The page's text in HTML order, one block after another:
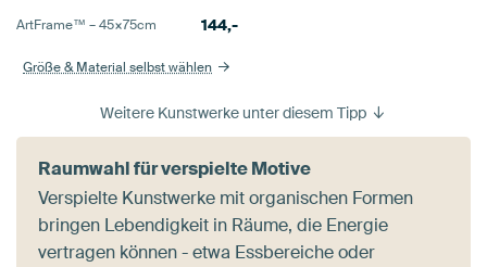
ArtFrame™ –45×75cm 144,-
Größe & Material selbst wählen
Weitere Kunstwerke unter diesem Tipp
Raumwahl für verspielte Motive
Verspielte Kunstwerke mit organischen Formen
bringen Lebendigkeit in Räume, die Energie
vertragen können - etwa Essbereiche oder